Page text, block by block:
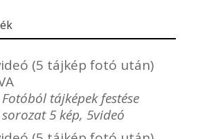
(5 tájkép fotó után)
Fotóból tájképek festése
5 kép, 5videó